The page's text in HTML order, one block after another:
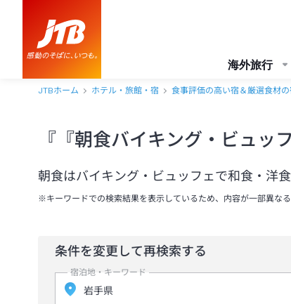
海外旅行
JTBホーム ホテル・旅館・宿 食事評価の高い宿＆厳選食材
『『朝食バイキング・ビュ
朝食はバイキング・ビュッフェで和食・洋
※キーワードでの検索結果を表示しているため、内容が一部異な
条件を変更して再検索する
宿泊地・キーワード